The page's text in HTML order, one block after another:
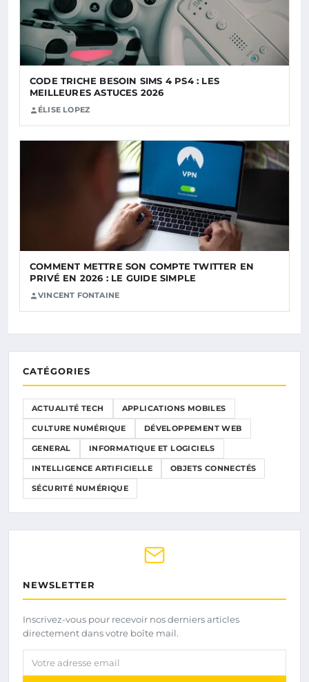
CODE TRICHE BESOIN SIMS 4 PS4 : LES
MEILLEURES ASTUCES 2026
ÉLISE LOPEZ
COMMENT METTRE SON COMPTE TWITTER EN
PRIVÉ EN 2026 : LE GUIDE SIMPLE
VINCENT FONTAINE
CATÉGORIES
ACTUALITÉ TECH APPLICATIONS MOBILES
CULTURE NUMÉRIQUE DÉVELOPPEMENT WEB
GENERAL INFORMATIQUE ET LOGICIELS
INTELLIGENCE ARTIFICIELLE OBJETS CONNECTÉS
SÉCURITÉ NUMÉRIQUE
NEWSLETTER
Inscrivez-vous pour recevoir nos derniers articles
directement dans votre boîte mail.
Votre adresse email